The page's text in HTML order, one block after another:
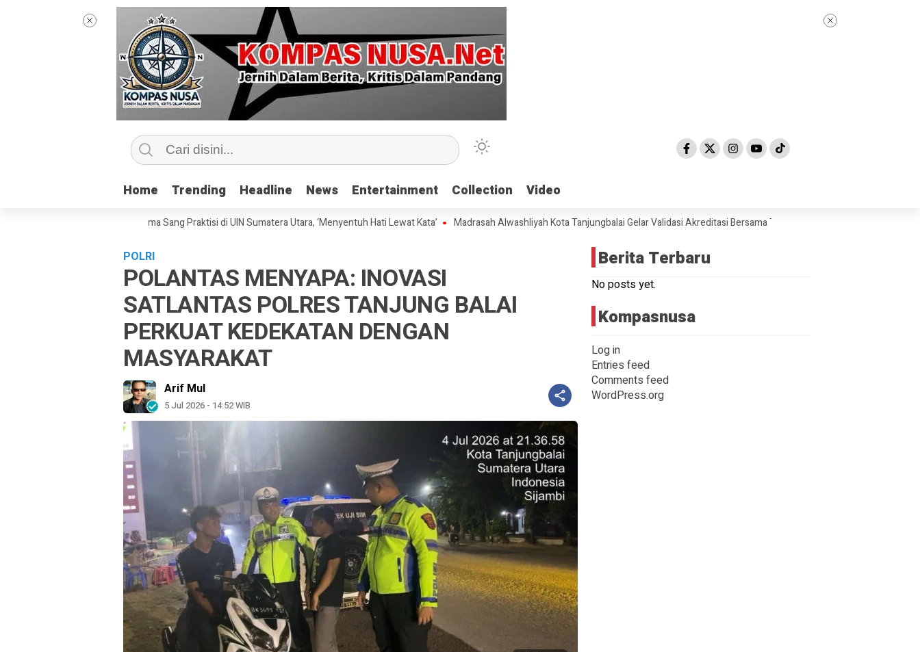
Home Trending Headline News Entertainment Collection Video
Home Trending Headline News Entertainment Collection Video
Kelas Jurnalisme Bersama Sang Praktisi di UIN Sumatera Utara, ‘Menyentuh Hati Lewat Kata’ Madrasah Alwashliyah Kota Tanjungbalai Gelar Validasi Akreditasi Bersama Tim Asesor BAN-PDM Tahun 2026
POLRI
POLANTAS MENYAPA: INOVASI
SATLANTAS POLRES TANJUNG BALAI
PERKUAT KEDEKATAN DENGAN
MASYARAKAT
Arif Mul
5 Jul 2026 - 14:52 WIB
Berita Terbaru
No posts yet.
Kompasnusa
Log in
Entries feed
Comments feed
WordPress.org